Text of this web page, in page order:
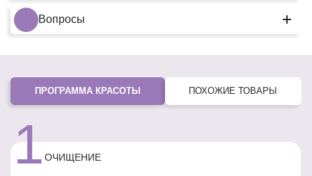
Вопросы
ПРОГРАММА КРАСОТЫ ПОХОЖИЕ ТОВАРЫ
1ОЧИЩЕНИЕ